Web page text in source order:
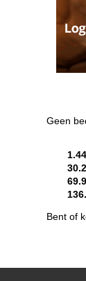
Geen
Bent of